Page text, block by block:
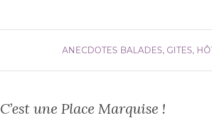
ANECDOTES BALADES, GITES,
C’est une Place Marquise !